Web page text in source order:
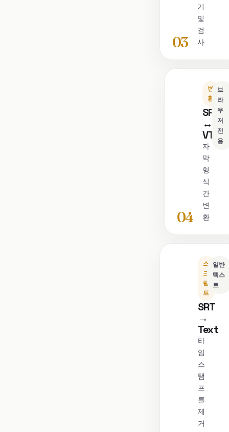
03
기
및
검
사
04
변
환
SRT
↔
VTT
자
막
형
식
간
변
환
브
라
우
저
전
용
스
크
립
트
SRT
→
Text
타
임
스
탬
프
를
제
거
일반
텍스
트